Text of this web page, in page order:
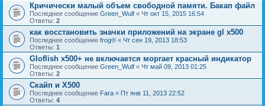
Кричически малый объем свободной памяти. Бакап файл
Последнее сообщение Green_Wulf « Чт окт 15, 2015 16:54
Ответы: 2
как восстановить значки приложений на экране gl x500
Последнее сообщение frog® « Чт сен 19, 2013 18:53
Ответы: 1
Gloflish x500+ не включается моргает красный индикатор
Последнее сообщение Green_Wulf « Чт май 09, 2013 01:25
Ответы: 2
Скайп и Х500
Последнее сообщение Fara « Пт янв 11, 2013 22:52
Ответы: 4